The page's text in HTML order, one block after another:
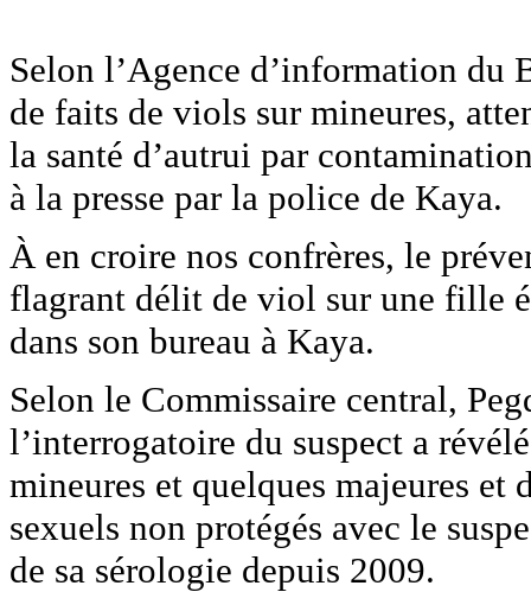
Selon l’Agence d’information du
de faits de viols sur mineures,
la santé d’autrui par
à la presse par la police de Kaya.
À en croire nos confrères, le
flagrant délit de viol sur une fille
dans son bureau à Kaya.
Selon le Commissaire central,
l’interrogatoire du suspect a
mineures et quelques majeures et
sexuels non protégés avec le
de sa sérologie depuis 2009.